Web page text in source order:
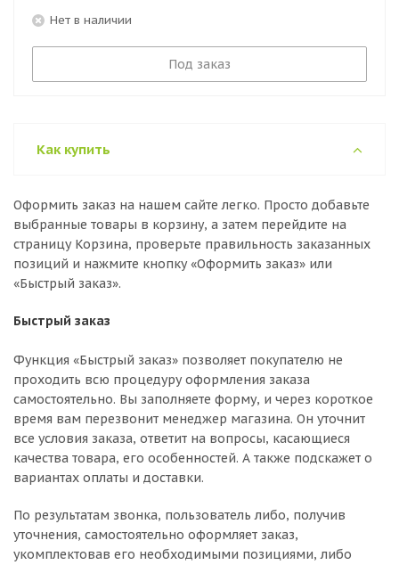
Нет в наличии
Под заказ
Как купить
Оформить заказ на нашем сайте легко. Просто добавьте
выбранные товары в корзину, а затем перейдите на
страницу Корзина, проверьте правильность заказанных
позиций и нажмите кнопку «Оформить заказ» или
«Быстрый заказ».
Быстрый заказ
Функция «Быстрый заказ» позволяет покупателю не
проходить всю процедуру оформления заказа
самостоятельно. Вы заполняете форму, и через короткое
время вам перезвонит менеджер магазина. Он уточнит
все условия заказа, ответит на вопросы, касающиеся
качества товара, его особенностей. А также подскажет о
вариантах оплаты и доставки.
По результатам звонка, пользователь либо, получив
уточнения, самостоятельно оформляет заказ,
укомплектовав его необходимыми позициями, либо